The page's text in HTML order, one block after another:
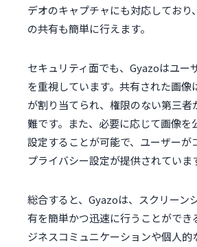
デオのキャプチャにも対応しており
の共有も簡単に行えます。
セキュリティ面でも、Gyazoはユー
を重視しています。共有された画像
が割り当てられ、権限のない第三者
難です。また、必要に応じて画像を
設定することが可能で、ユーザーが
プライバシー設定が提供されていま
総合すると、Gyazoは、スクリーン
有を簡単かつ迅速に行うことができ
ジネスコミュニケーションや個人的